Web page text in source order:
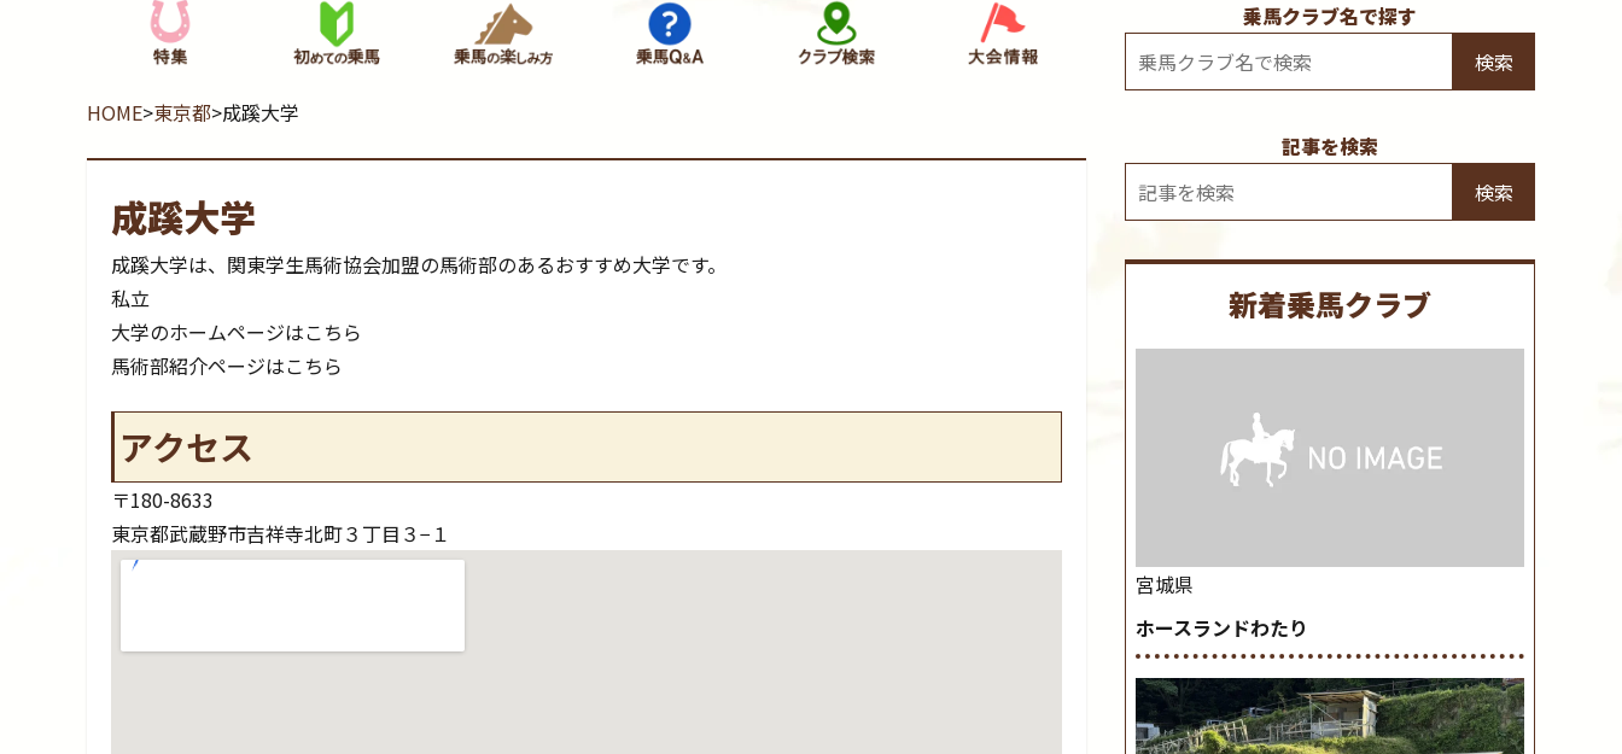
HOME>東京都>成蹊大学
成蹊大学
成蹊大学は、関東学生馬術協会加盟の馬術部のあるおすすめ大学です。
私立
大学のホームページはこちら
馬術部紹介ページはこちら
アクセス
〒180-8633
東京都武蔵野市吉祥寺北町３丁目３−１
乗馬クラブ名で探す
検索
記事を検索
検索
新着乗馬クラブ
宮城県
ホースランドわたり